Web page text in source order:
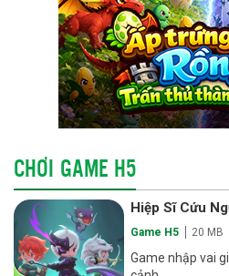
CHƠI GAME H5
Hiệp Sĩ Cứu
Game H5 20 MB
Game nhập vai